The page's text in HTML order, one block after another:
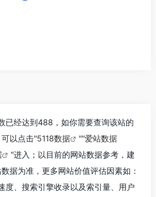
已经达到488，如你需要查询该站的
以点击"5118数据 ""爱站数据
"进入；以目前的网站数据参考，建
据为准，更多网站价值评估因素如：
度、搜索引擎收录以及索引量、用户